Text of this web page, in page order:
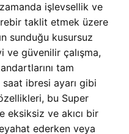
işlevsellik ve
taklit etmek üzere
sunduğu kusursuz
ve güvenilir çalışma,
tam
saat ibresi ayarı gibi
bu Super
eksiksiz ve akıcı bir
ederken veya